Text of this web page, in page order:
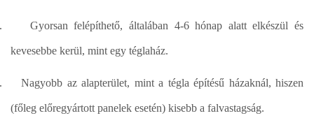
Gyorsan felépíthető, általában 4-6 hónap alatt elkészül és
kevesebbe kerül, mint egy téglaház.
Nagyobb az alapterület, mint a tégla építésű házaknál, hiszen
(főleg előregyártott panelek esetén) kisebb a falvastagság.